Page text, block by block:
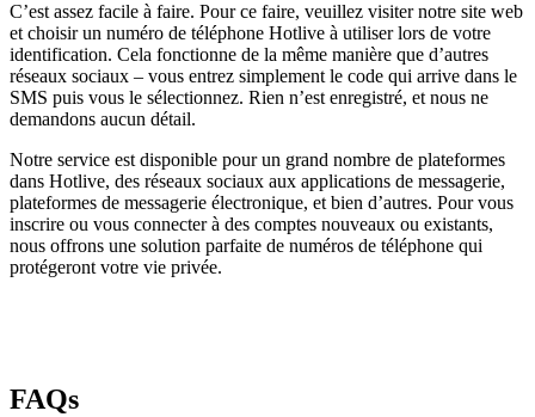
C’est assez facile à faire. Pour ce faire, veuillez visiter notre site web
et choisir un numéro de téléphone Hotlive à utiliser lors de votre
identification. Cela fonctionne de la même manière que d’autres
réseaux sociaux – vous entrez simplement le code qui arrive dans le
SMS puis vous le sélectionnez. Rien n’est enregistré, et nous ne
demandons aucun détail.
Notre service est disponible pour un grand nombre de plateformes
dans Hotlive, des réseaux sociaux aux applications de messagerie,
plateformes de messagerie électronique, et bien d’autres. Pour vous
inscrire ou vous connecter à des comptes nouveaux ou existants,
nous offrons une solution parfaite de numéros de téléphone qui
protégeront votre vie privée.
FAQs